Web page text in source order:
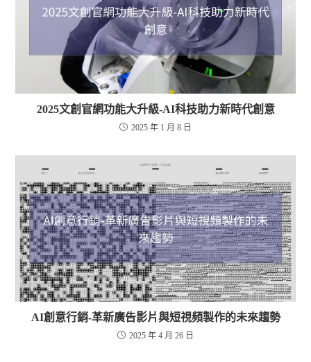
2025文創官網功能大升級-AI科技助力新時代創意
2025 年 1 月 8 日
AI創意行銷-革新廣告影片與短視頻製作的未來趨勢
2025 年 4 月 26 日